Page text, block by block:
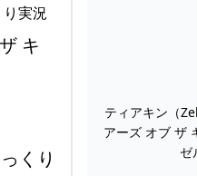
キ
くり
ティアキン（
アーズ オブ ザ
ゼ